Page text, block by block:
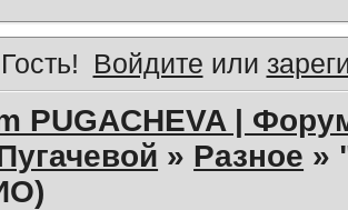
Войдите или
PUGACHEVA |
» Разное »